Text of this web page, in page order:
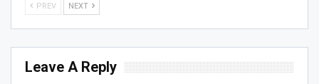
PREV NEXT
Leave A Reply